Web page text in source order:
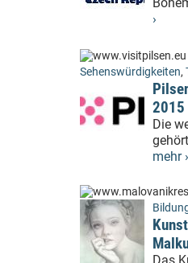
›
Sehenswürdigkeiten,
2015
Die
mehr ›